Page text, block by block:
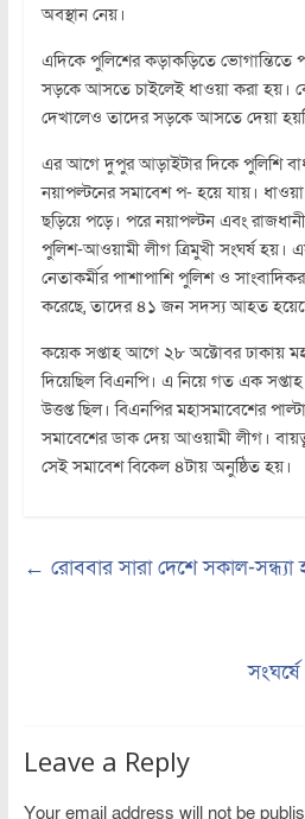
অবস্থান নেয়।
এদিকে পুলিশের কড়াকড়িতে ভোগান্তিতে
সড়কে আসতে চাইলেই ধাওয়া করা হয়।
দেখালেও তাদের সড়কে আসতে দেয়া
এর আগে দুপুর আড়াইটার দিকে পুলিশি
নয়াপল্টনের সমাবেশ প- হয়ে যায়। ধাওয়া
ছড়িয়ে পড়ে। পরে নয়াপল্টন এবং
পুলিশ-আওয়ামী লীগ ত্রিমুখী সংঘর্ষ হয়।
নেতাকর্মীর পাশাপাশি পুলিশ ও
করেছে, তাদের ৪১ জন সদস্য আহত
কয়েক সপ্তাহ আগে ২৮ অক্টোবর ঢাকায়
দিয়েছিল বিএনপি। এ নিয়ে গত এক
উত্তপ্ত ছিল। বিএনপির মহাসমাবেশের
সমাবেশের ডাক দেয় আওয়ামী লীগ।
সেই সমাবেশ বিকেল ৪টায় অনুষ্ঠিত হয়।
← রোববার সারা দেশে সকাল-
Leave a Reply
Your email address will not be